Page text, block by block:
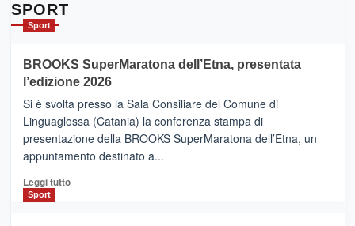
con
la
Al
via
i
collegamenti
SPORT
Sport
BROOKS SuperMaratona dell’Etna, presentata
l’edizione 2026
Si è svolta presso la Sala Consiliare del Comune di
Linguaglossa (Catania) la conferenza stampa di
presentazione della BROOKS SuperMaratona dell’Etna, un
appuntamento destinato a...
Leggi tuttoLeggi
Sport